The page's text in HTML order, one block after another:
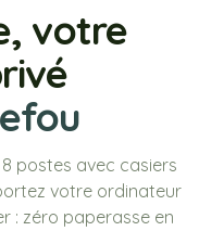
votre
postes avec casiers
votre ordinateur
: zéro paperasse en